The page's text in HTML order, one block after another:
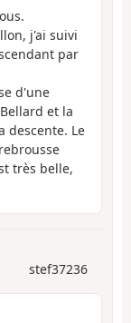
j'ai suivi
par
d'une
et la
descente. Le
très belle,
stef37236